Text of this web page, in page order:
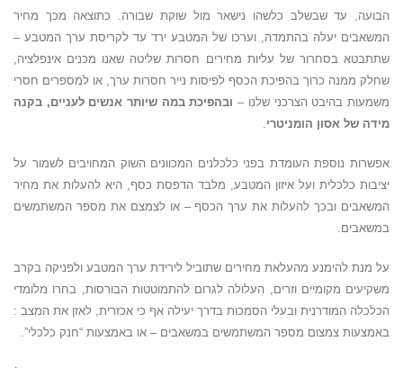
הבועה, עד שבשלב כלשהו נישאר מול שוקת שבורה. כתוצאה מכך מחיר
המשאבים יעלה בהתמדה, וערכו של המטבע ירד עד לקריסת ערך המטבע –
שתתבטא בסחרור של עליות מחירים חסרות שליטה שאנו מכנים אינפלציה,
שחלק ממנה כרוך בהפיכת הכסף לפיסות נייר חסרות ערך, או למספרים חסרי
משמעות בהיבט הצרכני שלנו – ובהפיכת במה שיותר אנשים לעניים, בקנה
מידה של אסון הומניטרי.
אפשרות נוספת העומדת בפני כלכלנים המכוונים השוק המחויבים לשמור על
יציבות כלכלית ועל איזון המטבע, מלבד הדפסת כסף, היא להעלות את מחיר
המשאבים ובכך להעלות את ערך הכסף – או לצמצם את מספר המשתמשים
במשאבים.
על מנת להימנע מהעלאת מחירים שתוביל לירידת ערך המטבע ולפניקה בקרב
משקיעים מקומיים וזרים, העלולה לגרום להתמוטטות הבורסות, בחרו מלומדי
הכלכלה המודרנית ובעלי הסמכות בדרך יעילה אף כי אכזרית, לאזן את המצב :
באמצעות צמצום מספר המשתמשים במשאבים – או באמצעות “חנק כלכלי”.